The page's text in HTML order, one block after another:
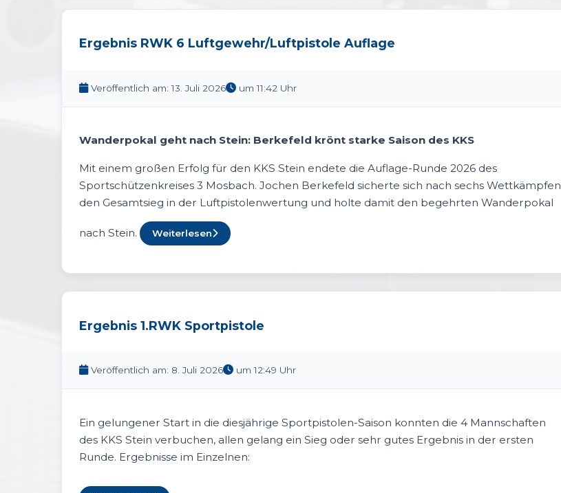
Ergebnis RWK 6 Luftgewehr/Luftpistole Auflage
Veröffentlich am: 13. Juli 2026 um 11:42 Uhr
Wanderpokal geht nach Stein: Berkefeld krönt starke Saison des KKS
Mit einem großen Erfolg für den KKS Stein endete die Auflage-Runde 2026 des
Sportschützenkreises 3 Mosbach. Jochen Berkefeld sicherte sich nach sechs Wettkämpfen
den Gesamtsieg in der Luftpistolenwertung und holte damit den begehrten Wanderpokal
nach Stein. Weiterlesen
Ergebnis 1.RWK Sportpistole
Veröffentlich am: 8. Juli 2026 um 12:49 Uhr
Ein gelungener Start in die diesjährige Sportpistolen-Saison konnten die 4 Mannschaften
des KKS Stein verbuchen, allen gelang ein Sieg oder sehr gutes Ergebnis in der ersten
Runde. Ergebnisse im Einzelnen: